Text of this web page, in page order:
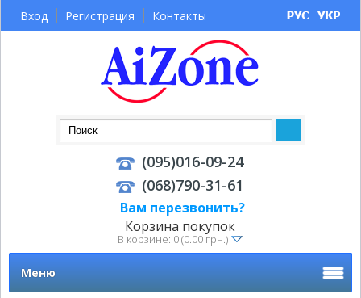
Корзина покупок
В корзине: 0 (0.00 грн.)
(095)016-09-24
(068)790-31-61
Вам перезвонить?
Вход Регистрация Контакты
Меню